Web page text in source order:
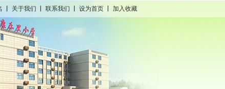
关于我们 联系我们 设为首页 加入收藏